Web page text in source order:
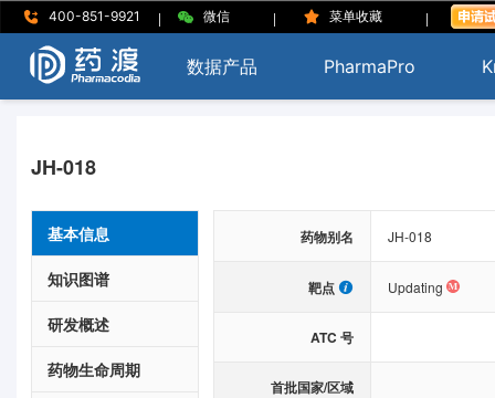
400-851-9921 | 微信 | 菜单收藏 |
数据产品 PharmaPro
JH-018
基本信息
知识图谱
研发概述
药物生命周期
药物别名 JH-018
靶点 Updating
ATC 号
首批国家/区域